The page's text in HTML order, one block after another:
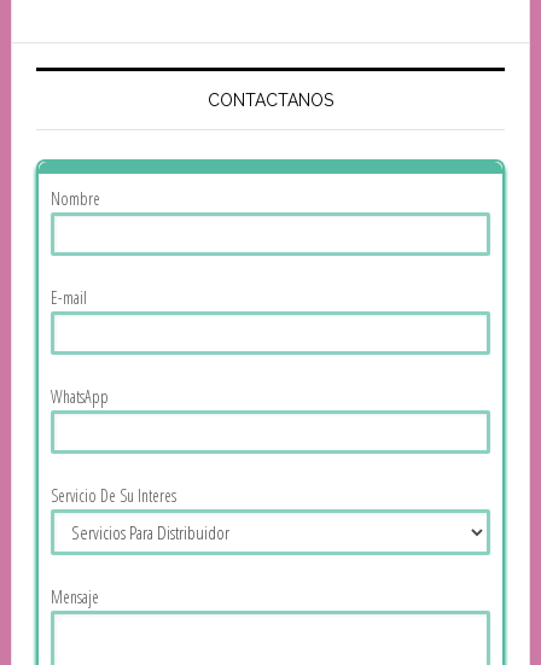
CONTACTANOS
Nombre
E-mail
WhatsApp
Servicio De Su Interes
Mensaje